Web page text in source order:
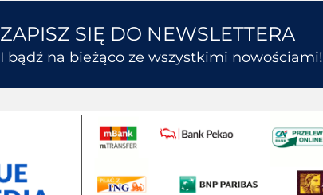
ZAPISZ SIĘ DO NEWSLETTERA
I bądź na bieżąco ze wszystkimi nowościami!